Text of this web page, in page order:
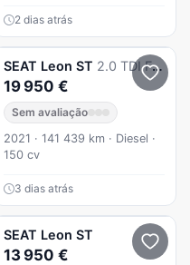
2 dias atrás
SEAT Leon ST 2.0 TDI FR DSG
19 950 €
Sem avaliação
2021 · 141 439 km · Diesel ·
150 cv
3 dias atrás
SEAT Leon ST
13 950 €